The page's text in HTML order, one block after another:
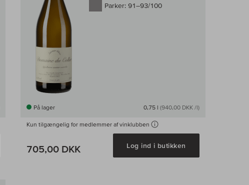
Parker: 91–93/100
På lager 0,75 l (940,00 DKK /l)
Kun tilgængelig for medlemmer af vinklubben
705,00 DKK Log ind i butikken